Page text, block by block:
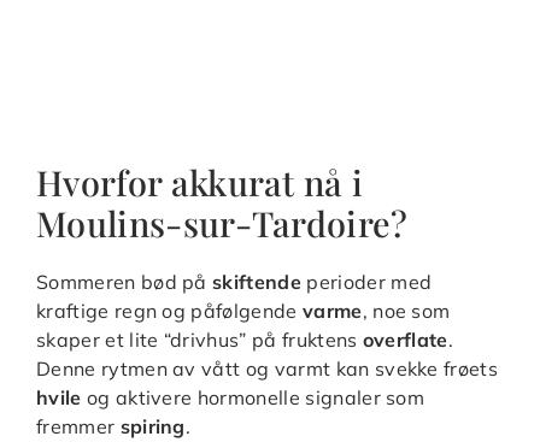
Hvorfor akkurat nå i
Moulins-sur-Tardoire?
Sommeren bød påskiftende perioder med
kraftige regn og påfølgende varme, noe som
skaper et lite “drivhus” på fruktens overflate.
Denne rytmen av vått og varmt kan svekke frøets
hvile og aktivere hormonelle signaler som
fremmer spiring.